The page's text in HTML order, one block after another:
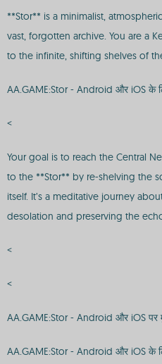
**Stor** is a minimalist,
vast, forgotten archive. You are a
to the infinite, shifting shelves of
AA.GAME:Stor - Android और iOS के
<
Your goal is to reach the Central
to the **Stor** by re-shelving the
itself. It’s a meditative journey
desolation and preserving the
<
<
AA.GAME:Stor - Android और iOS पर
AA.GAME:Stor - Android और iOS के